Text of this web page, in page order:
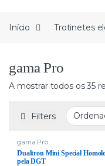
Início Trotinetes
gama Pro
A mostrar todos os 35
Filters
gama Pro
Dualtron Mini Special
pela DGT